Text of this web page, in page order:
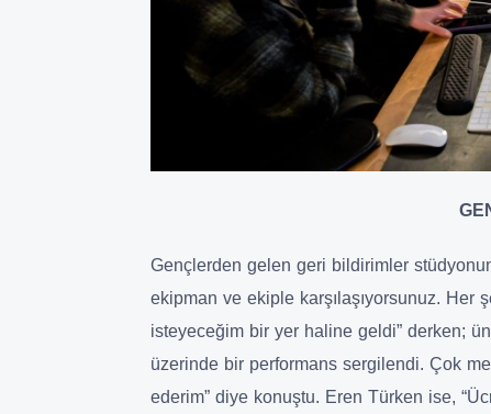
Gençlerden gelen geri bildirimler
ekipman ve ekiple karşılaşıyorsunuz. Her
isteyeceğim bir yer haline geldi” derken;
üzerinde bir performans sergilendi. Çok
ederim” diye konuştu. Eren Türken ise,